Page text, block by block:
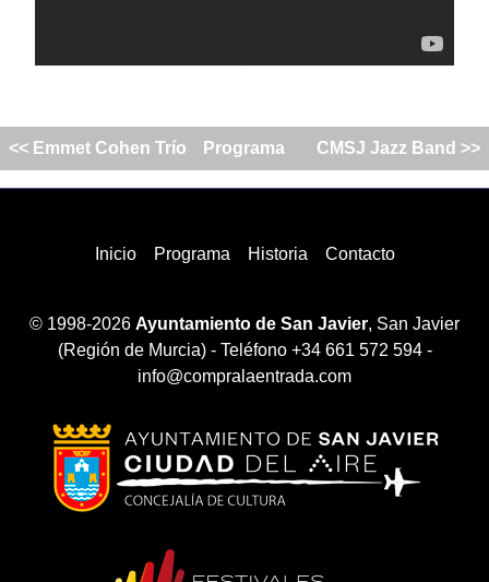
<< Emmet Cohen Trío Programa CMSJ Jazz Band >>
Inicio Programa Historia Contacto
© 1998-2026 Ayuntamiento de San Javier, San Javier
(Región de Murcia) - Teléfono +34 661 572 594 -
info@compralaentrada.com